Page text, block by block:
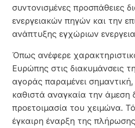
συντονισμένες προσπάθειες
ενεργειακών πηγών και την
ανάπτυξης εγχώριων
Όπως ανέφερε
Ευρώπης στις διακυμάνσεις
αγοράς παραμένει
καθιστά αναγκαία την άμεση
προετοιμασία του χειμώνα.
έγκαιρη έναρξη της